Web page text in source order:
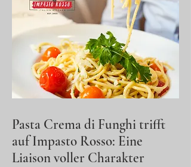
Pasta Crema di Funghi trifft
auf Impasto Rosso: Eine
Liaison voller Charakter